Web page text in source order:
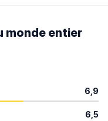
monde entier
6,9
6,5